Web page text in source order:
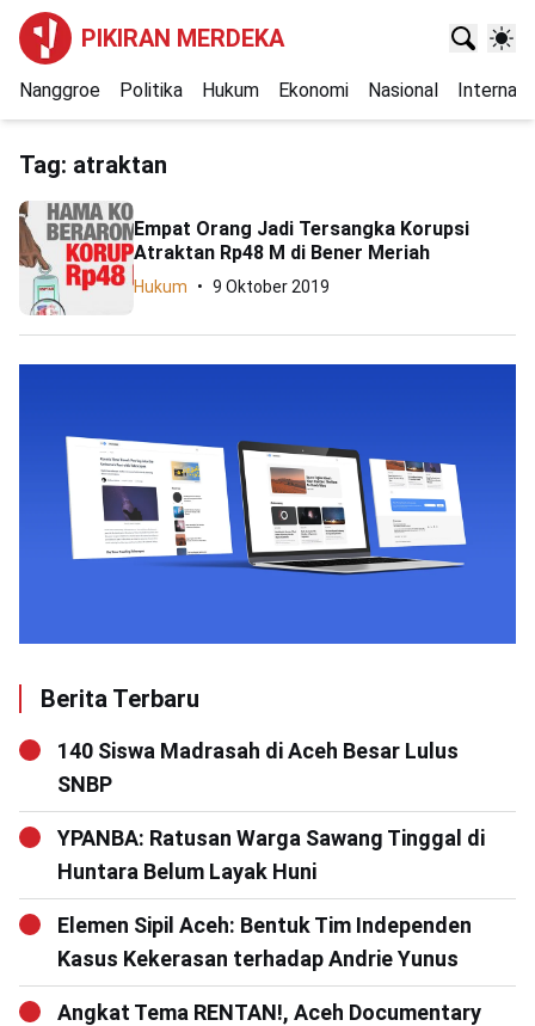
PIKIRAN MERDEKA
Nanggroe Politika Hukum Ekonomi Nasional
Tag: atraktan
Empat Orang Jadi Tersangka Korupsi
Atraktan Rp48 M di Bener Meriah
Hukum 9 Oktober 2019
Berita Terbaru
140 Siswa Madrasah di Aceh Besar Lulus
SNBP
YPANBA: Ratusan Warga Sawang Tinggal di
Huntara Belum Layak Huni
Elemen Sipil Aceh: Bentuk Tim Independen
Kasus Kekerasan terhadap Andrie Yunus
Angkat Tema RENTAN!, Aceh Documentary